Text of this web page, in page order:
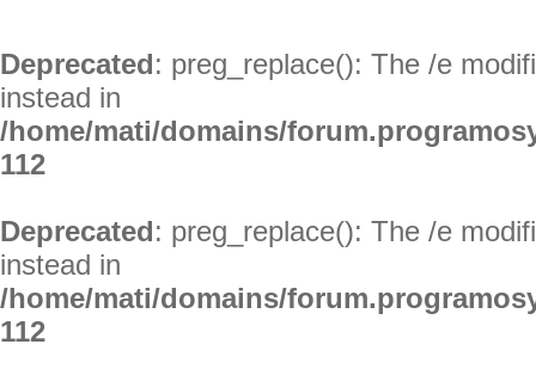
Deprecated: preg_replace(): The /e
instead in
/home/mati/domains/
112
Deprecated: preg_replace(): The /e
instead in
/home/mati/domains/
112